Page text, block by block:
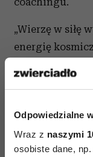
Odpowiedzialne
Wraz z naszymi
osobiste dane,
„Wierzę w siłę
energię
ucieczką, ale